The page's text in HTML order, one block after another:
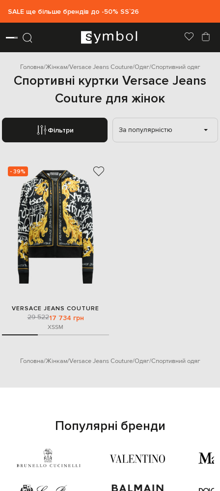
SALE ще більше брендів до -50% SS`26
Головна Жінкам Versace Jeans Couture Одяг Спортивний одяг
Спортивні куртки Versace Jeans
Couture для жінок
Фільтри За популярністю
- 39%
VERSACE JEANS COUTURE
29 52217 734 грн
XSSM
Головна Жінкам Versace Jeans Couture Одяг Спортивний одяг
Популярні бренди